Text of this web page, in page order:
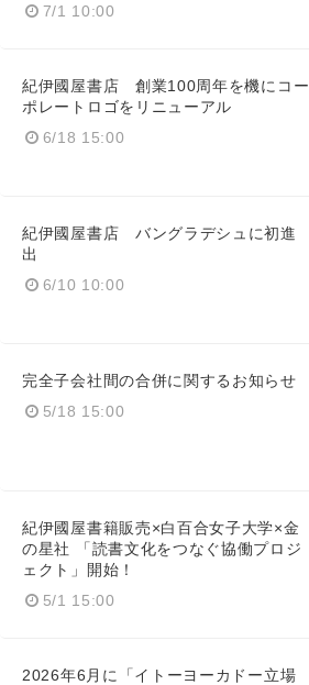
7/1 10:00
紀伊國屋書店 創業100周年を機にコー
ポレートロゴをリニューアル
6/18 15:00
紀伊國屋書店 バングラデシュに初進
出
6/10 10:00
完全子会社間の合併に関するお知らせ
5/18 15:00
紀伊國屋書籍販売×白百合女子大学×金
の星社 「読書文化をつなぐ協働プロジ
ェクト」開始！
5/1 15:00
2026年6月に「イトーヨーカドー立場